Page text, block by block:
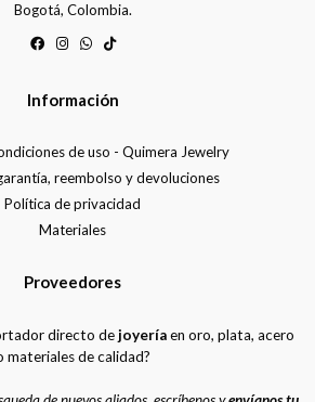
Bogotá, Colombia.
Información
de uso - Quimera Jewelry
reembolso y devoluciones
Política de privacidad
Materiales
Proveedores
directo dejoyeríaen oro, plata, acero
materiales de calidad?